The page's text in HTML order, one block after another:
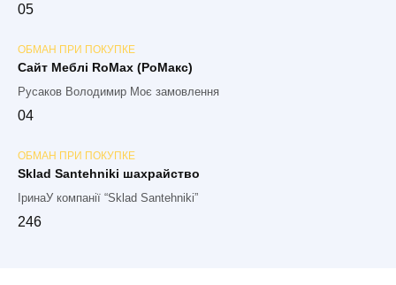
05
ОБМАН ПРИ ПОКУПКЕ
Сайт Меблі RoMax (РоМакс)
Русаков Володимир Моє замовлення
04
ОБМАН ПРИ ПОКУПКЕ
Sklad Santehniki шахрайство
ІринаУ компанії “Sklad Santehniki”
246